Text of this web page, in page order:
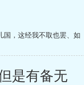
国，这经我不取也罢、 如
是有备无